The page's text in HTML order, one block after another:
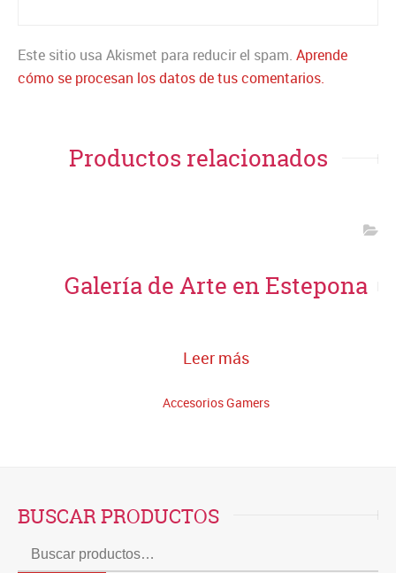
Este sitio usa Akismet para reducir el spam. Aprende
cómo se procesan los datos de tus comentarios.
Productos relacionados
Galería de Arte en Estepona
Leer más
Accesorios Gamers
BUSCAR PRODUCTOS
Buscar